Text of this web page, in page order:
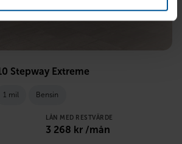
Stepway Extreme
1 mil Bensin
LÅN MED RESTVÄRDE
3 268 kr /mån